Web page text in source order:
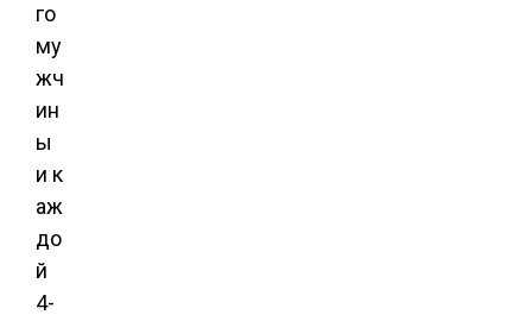
го
му
жч
ин
ы
и к
аж
до
й
4-